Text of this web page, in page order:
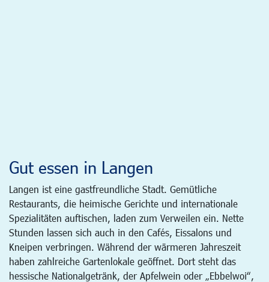
Gut essen in Langen
Langen ist eine gastfreundliche Stadt. Gemütliche
Restaurants, die heimische Gerichte und internationale
Spezialitäten auftischen, laden zum Verweilen ein. Nette
Stunden lassen sich auch in den Cafés, Eissalons und
Kneipen verbringen. Während der wärmeren Jahreszeit
haben zahlreiche Gartenlokale geöffnet. Dort steht das
hessische Nationalgetränk, der Apfelwein oder „Ebbelwoi“,